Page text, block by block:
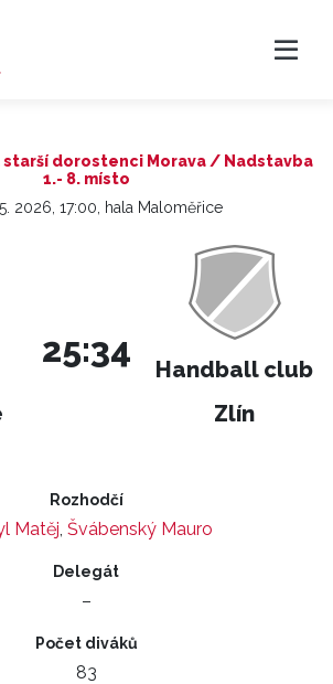
starší dorostenci Morava / Nadstavba
1.- 8. místo
2026, 17:00, hala Maloměřice
25:34
Handball club
Zlín
Rozhodčí
Matěj, Švábenský Mauro
Delegát
–
Počet diváků
83